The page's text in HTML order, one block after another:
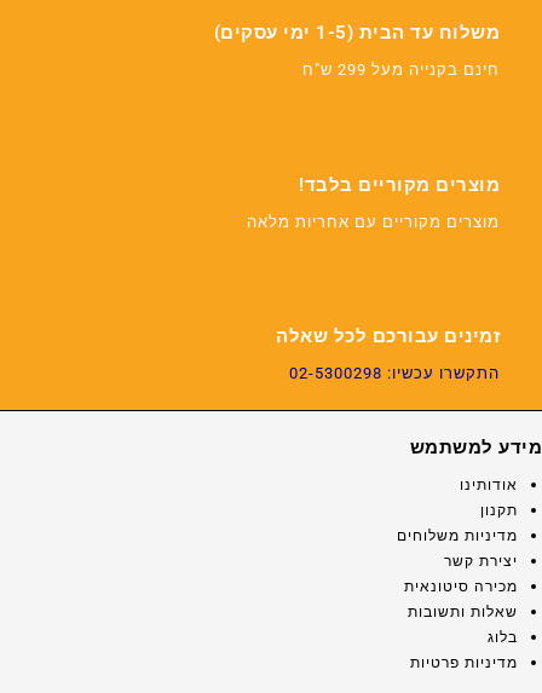
משלוח עד הבית (1-5 ימי עסקים)
חינם בקנייה מעל 299 ש"ח
מוצרים מקוריים בלבד!
מוצרים מקוריים עם אחריות מלאה
זמינים עבורכם לכל שאלה
התקשרו עכשיו: 02-5300298
מידע למשתמש
אודותינו
תקנון
מדיניות משלוחים
יצירת קשר
מכירה סיטונאית
שאלות ותשובות
בלוג
מדיניות פרטיות